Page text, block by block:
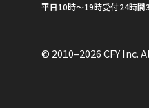
© 2010–2026 CFY Inc.
平日10時〜19時受付24時間